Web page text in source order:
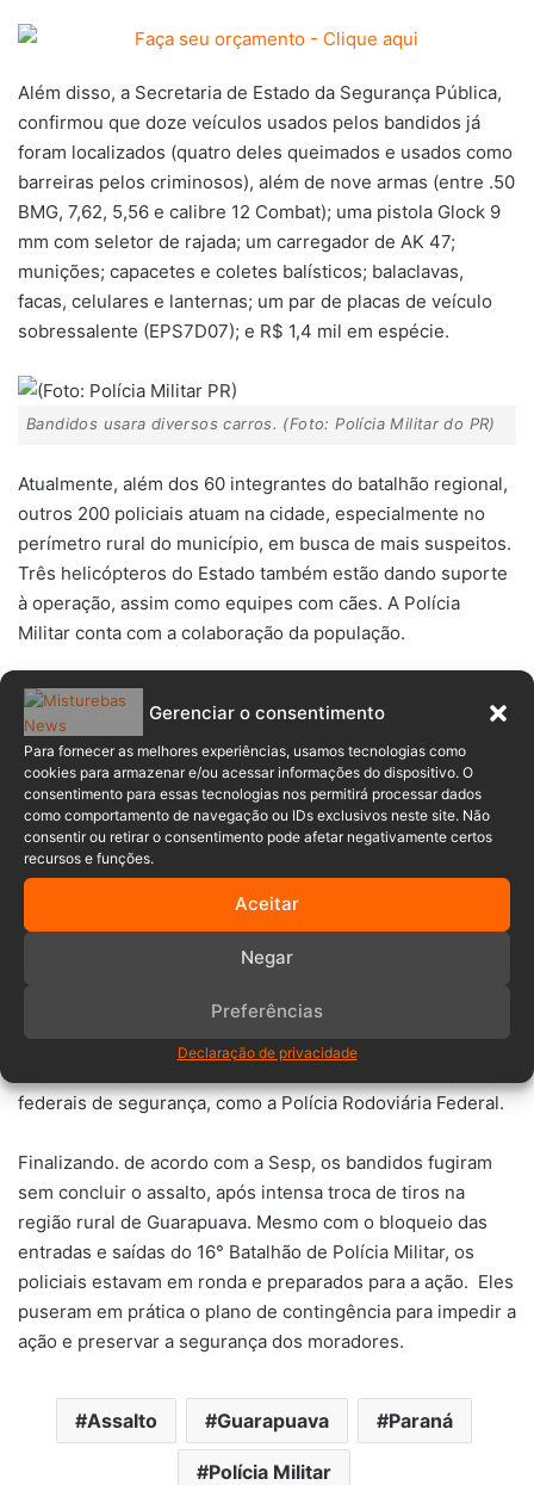
Gerenciar o consentimento
Para fornecer as melhores experiências, usamos tecnologias como
cookies para armazenar e/ou acessar informações do dispositivo. O
consentimento para essas tecnologias nos permitirá processar dados
como comportamento de navegação ou IDs exclusivos neste site. Não
consentir ou retirar o consentimento pode afetar negativamente certos
recursos e funções.
Aceitar
Negar
Preferências
Declaração de privacidade
Além disso, a Secretaria de Estado da Segurança Pública,
confirmou que doze veículos usados pelos bandidos já
foram localizados (quatro deles queimados e usados como
barreiras pelos criminosos), além de nove armas (entre .50
BMG, 7,62, 5,56 e calibre 12 Combat); uma pistola Glock 9
mm com seletor de rajada; um carregador de AK 47;
munições; capacetes e coletes balísticos; balaclavas,
facas, celulares e lanternas; um par de placas de veículo
sobressalente (EPS7D07); e R$ 1,4 mil em espécie.
Bandidos usara diversos carros. (Foto: Polícia Militar do PR)
Atualmente, além dos 60 integrantes do batalhão regional,
outros 200 policiais atuam na cidade, especialmente no
perímetro rural do município, em busca de mais suspeitos.
Três helicópteros do Estado também estão dando suporte
à operação, assim como equipes com cães. A Polícia
Militar conta com a colaboração da população.
“Vamos seguir aqui até que o caso seja solucionado,
garantindo tranquilidade à população de Guarapuava”
afirmou o coronel Hudson Leôncio Teixeira, comandante-
geral da Polícia Militar do Paraná.“Os indivíduos tentaram
acessar os cofres, mas não conseguiram. Eles fizeram
disparos contra nossos policiais e, na fuga, abandonaram
veículos e armamento”.
Relembre o caso
A polícia do Paraná impediu que cerca de 30 criminosos
fortemente armados assaltassem a empresa de
transporte de valores de Guarapuava. A operação foi
federais de segurança, como a Polícia Rodoviária Federal.
Finalizando. de acordo com a Sesp, os bandidos fugiram
sem concluir o assalto, após intensa troca de tiros na
região rural de Guarapuava. Mesmo com o bloqueio das
entradas e saídas do 16° Batalhão de Polícia Militar, os
policiais estavam em ronda e preparados para a ação. Eles
puseram em prática o plano de contingência para impedir a
ação e preservar a segurança dos moradores.
Assalto Guarapuava Paraná
Polícia Militar